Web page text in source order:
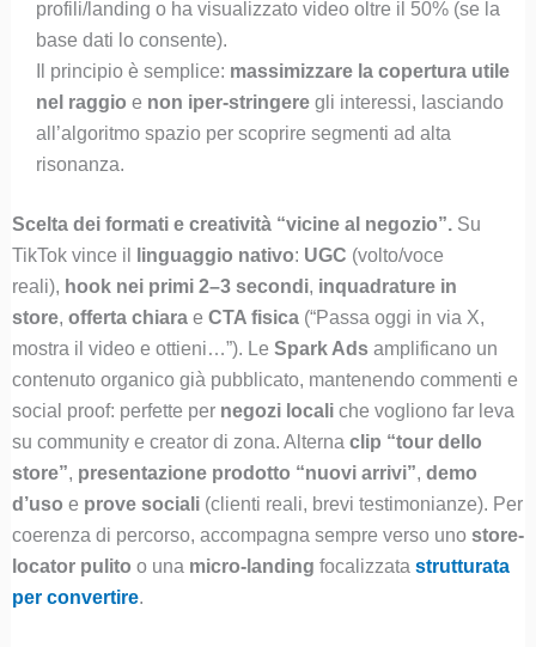
profili/landing o ha visualizzato video oltre il 50% (se la
base dati lo consente).
Il principio è semplice: massimizzare la copertura utile
nel raggio e non iper-stringeregli interessi, lasciando
all’algoritmo spazio per scoprire segmenti ad alta
risonanza.
Scelta dei formati e creatività “vicine al negozio”.Su
TikTok vince il
linguaggio nativo: UGC (volto/voce
reali), hook nei primi 2–3 secondi, inquadrature in
store, offerta chiarae CTA fisica(“Passa oggi in via X,
mostra il video e ottieni…”). Le Spark Adsamplificano un
contenuto organico già pubblicato, mantenendo commenti e
social proof: perfette per negozi localiche vogliono far leva
su community e creator di zona. Alterna clip “tour dello
store”, presentazione prodotto “nuovi arrivi”, demo
d’uso e prove sociali(clienti reali, brevi testimonianze). Per
coerenza di percorso, accompagna sempre verso uno store-
locator pulito o una micro-landing focalizzata strutturata
per convertire.